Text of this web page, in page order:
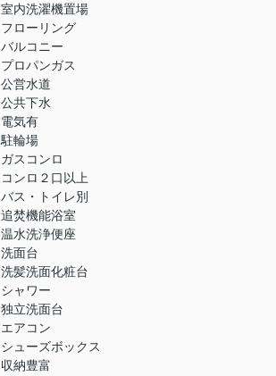
室内洗濯機置場
フローリング
バルコニー
プロパンガス
公営水道
公共下水
電気有
駐輪場
ガスコンロ
コンロ２口以上
バス・トイレ別
追焚機能浴室
温水洗浄便座
洗面台
洗髪洗面化粧台
シャワー
独立洗面台
エアコン
シューズボックス
収納豊富